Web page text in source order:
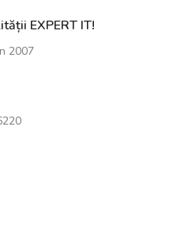
EXPERT IT!
2007